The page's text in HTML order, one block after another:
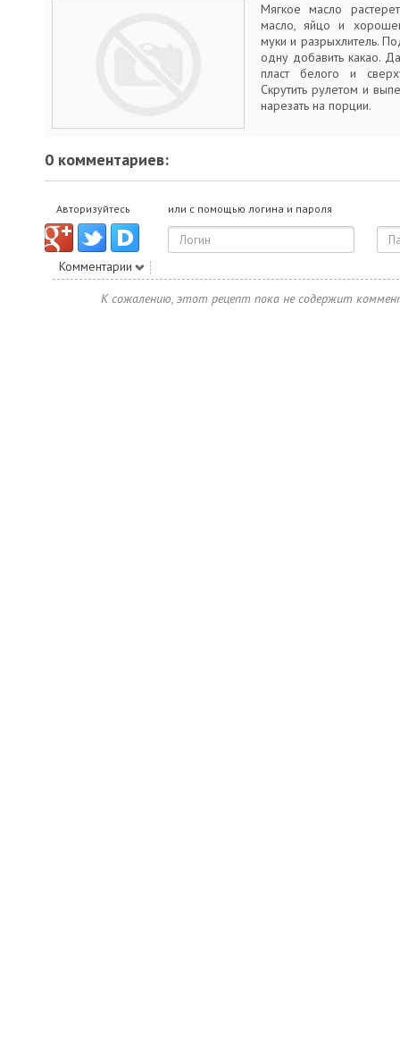
Мягкое масло
масло, яйцо и
муки и разрыхлитель.
одну добавить какао.
пласт белого и
Скрутить рулетом и
нарезать на порции.
0 комментариев:
Авторизуйтесь или с помощью логина и пароля
Комментарии
К сожалению, этот рецепт пока не содержит